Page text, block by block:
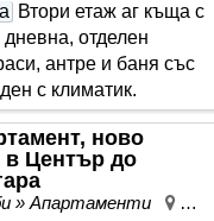
Втори етаж аг къща с
отделен
антре и баня със
с климатик.
ново
в Център до
» Апартаменти